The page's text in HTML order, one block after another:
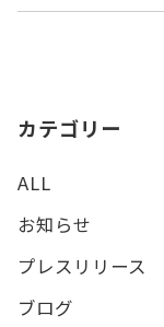
カテゴリー
ALL
お知らせ
プレスリリース
ブログ